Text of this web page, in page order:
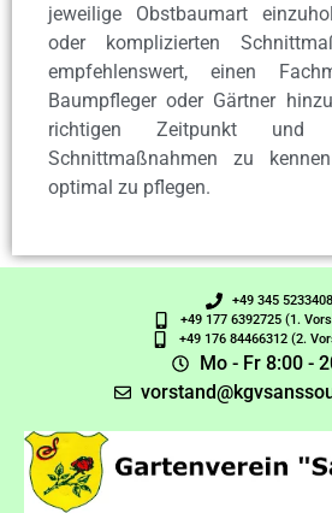
jeweilige Obstbaumart
oder komplizierten
empfehlenswert, einen
Baumpfleger oder Gärtner
richtigen Zeitpunkt und
Schnittmaßnahmen zu
optimal zu pflegen.
+49 345 5233408
+49 177 6392725 (1.
+49 176 84466312 (2.
Mo - Fr 8:00 -